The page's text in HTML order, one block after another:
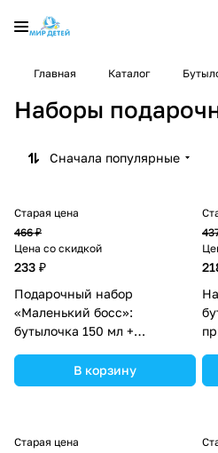
Главная Каталог
Наборы
Сначала популярные
Старая цена
466 ₽
Цена со скидкой
233 ₽
Подарочный набор
«Маленький босс»:
бутылочка 150 мл +
из махры (№3654352).
В корзину
Старая цена